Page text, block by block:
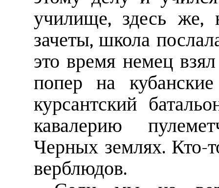
училище, здесь же,
зачеты, школа
это время немец
попер на
курсантский
кавалерию
Черных землях. Кто-
верблюдов.